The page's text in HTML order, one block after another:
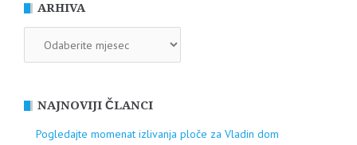
ARHIVA
NAJNOVIJI ČLANCI
Pogledajte momenat izlivanja ploče za Vladin dom